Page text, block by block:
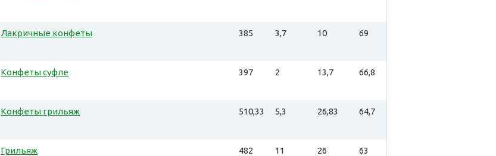
Лакричные конфеты 385 3,7 10 69
Конфеты суфле 397 2 13,7 66,8
Конфеты грильяж 510,33 5,3 26,83 64,7
Грильяж 482 11 26 63